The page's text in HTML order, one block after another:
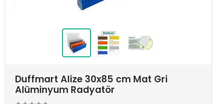
Duffmart Alize 30x85 cm Mat Gri
Alüminyum Radyatör